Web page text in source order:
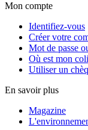
Mon compte
Identifiez-vous
Créer votre
Mot de passe
Où est mon
Utiliser un
En savoir plus
Magazine